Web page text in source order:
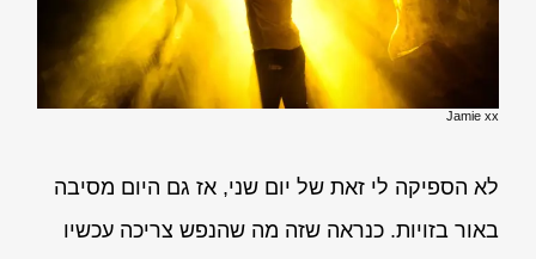
Jamie xx
לא הספיקה לי זאת של יום שני, אז גם היום מסיבה
באור בזויות. כנראה שזה מה שהנפש צריכה עכשיו